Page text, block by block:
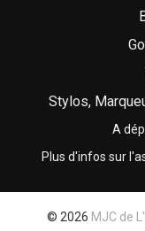
Stylos,
A
Plus d'infos sur
© 2026 MJC de